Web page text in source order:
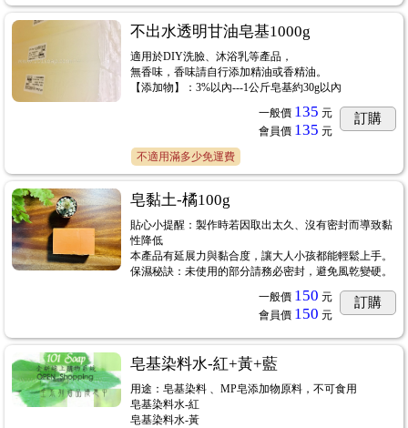
不出水透明甘油皂基1000g
適用於DIY洗臉、沐浴乳等產品，
無香味，香味請自行添加精油或香精油。
【添加物】：3%以內---1公斤皂基約30g以內
一般價 135 元
會員價 135 元
訂購
不適用滿多少免運費
皂黏土-橘100g
貼心小提醒：製作時若因取出太久、沒有密封而導致黏
性降低
本產品有延展力與黏合度，讓大人小孩都能輕鬆上手。
保濕秘訣：未使用的部分請務必密封，避免風乾變硬。
一般價 150 元
會員價 150 元
訂購
皂基染料水-紅+黃+藍
用途：皂基染料 、MP皂添加物原料，不可食用
皂基染料水-紅
皂基染料水-黃